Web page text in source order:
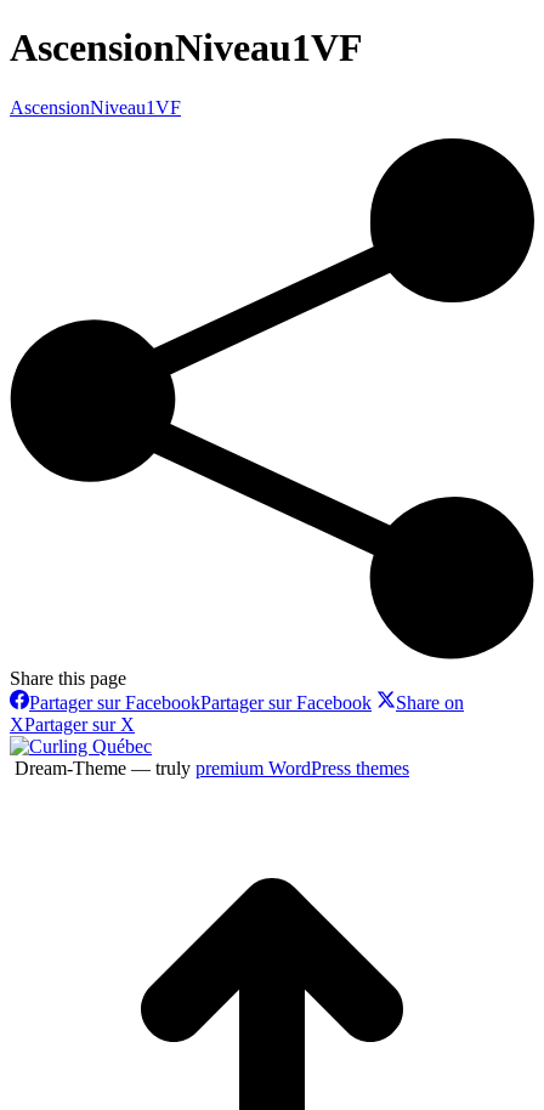
AscensionNiveau1VF
AscensionNiveau1VF
Share this page
Partager sur FacebookPartager sur Facebook
Share on
XPartager sur X
Dream-Theme — truly premium WordPress themes